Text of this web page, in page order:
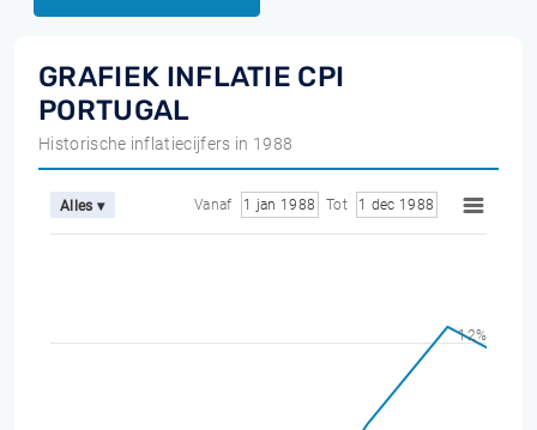
GRAFIEK INFLATIE CPI
PORTUGAL
Historische inflatiecijfers in 1988
Alles ▾ Vanaf 1 jan 1988 Tot 1 dec 1988
12%